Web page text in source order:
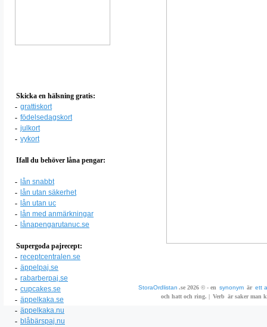
Skicka en hälsning gratis:
- grattiskort
- födelsedagskort
- julkort
- vykort
Ifall du behöver låna pengar:
- lån snabbt
- lån utan säkerhet
- lån utan uc
- lån med anmärkningar
- lånapengarutanuc.se
Supergoda pajrecept:
- receptcentralen.se
- äppelpaj.se
- rabarberpaj.se
- cupcakes.se
- äppelkaka.se
- äppelkaka.nu
- blåbärspaj.nu
StoraOrdlistan .se 2026 © - en synonym är ett
och hatt och ring. | Verb är saker man